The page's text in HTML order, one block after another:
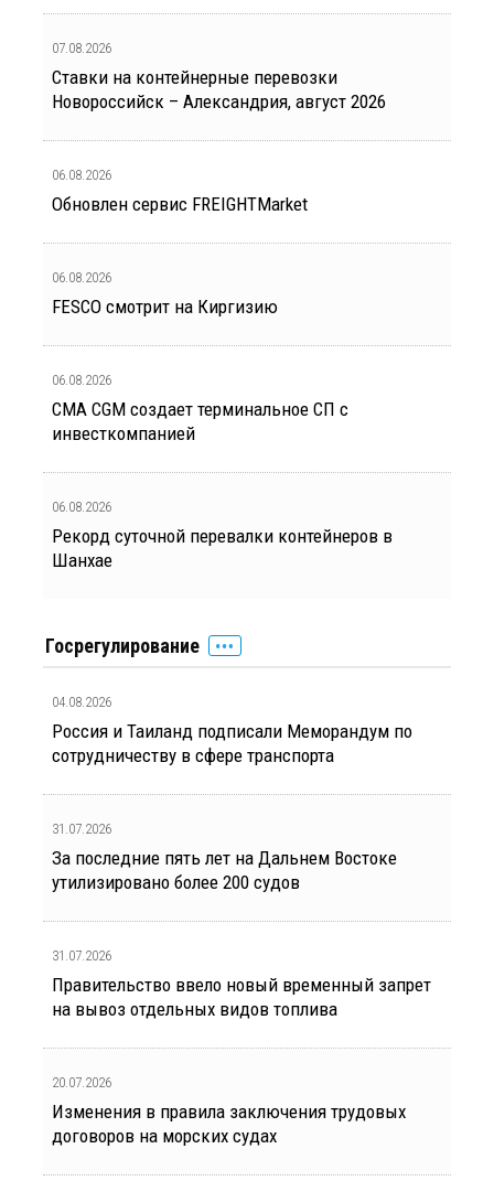
07.08.2026
Ставки на контейнерные перевозки
Новороссийск – Александрия, август 2026
06.08.2026
Обновлен сервис FREIGHTMarket
06.08.2026
FESCO смотрит на Киргизию
06.08.2026
CMA CGM создает терминальное СП с
инвесткомпанией
06.08.2026
Рекорд суточной перевалки контейнеров в
Шанхае
Госрегулирование
04.08.2026
Россия и Таиланд подписали Меморандум по
сотрудничеству в сфере транспорта
31.07.2026
За последние пять лет на Дальнем Востоке
утилизировано более 200 судов
31.07.2026
Правительство ввело новый временный запрет
на вывоз отдельных видов топлива
20.07.2026
Изменения в правила заключения трудовых
договоров на морских судах